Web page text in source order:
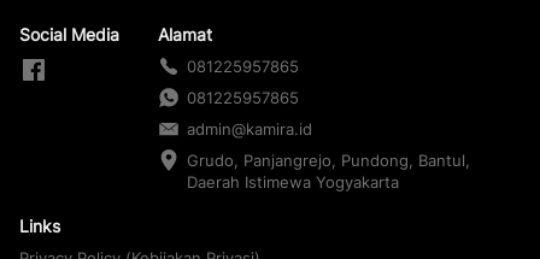
Social Media Alamat
081225957865
081225957865
admin@kamira.id
Grudo, Panjangrejo, Pundong, Bantul,
Daerah Istimewa Yogyakarta
Links